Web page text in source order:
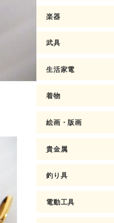
楽器
武具
生活家電
着物
絵画・版画
貴金属
釣り具
電動工具